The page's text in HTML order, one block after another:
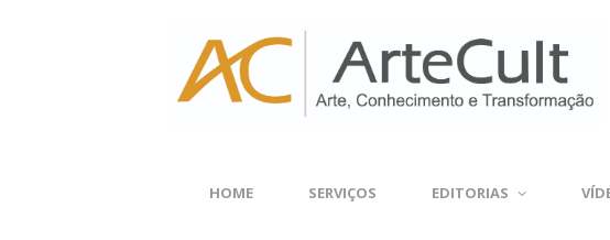
HOME SERVIÇOS EDITORIAS